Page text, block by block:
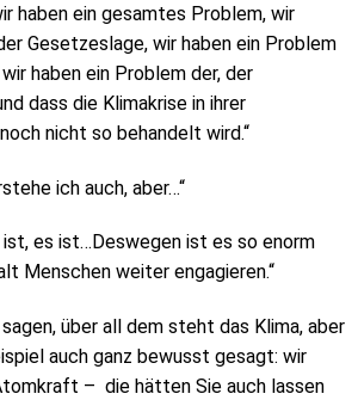
haben ein gesamtes Problem, wir
Gesetzeslage, wir haben ein Problem
haben ein Problem der, der
dass die Klimakrise in ihrer
nicht so behandelt wird.“
ich auch, aber…“
ist, es ist…Deswegen ist es so enorm
Menschen weiter engagieren.“
über all dem steht das Klima, aber
auch ganz bewusst gesagt: wir
– die hätten Sie auch lassen